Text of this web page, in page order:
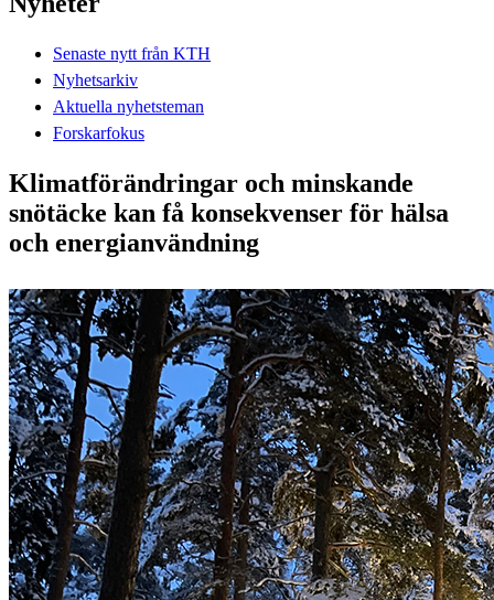
Senaste nytt från KTH
Nyhetsarkiv
Aktuella nyhetsteman
Forskarfokus
Klimatförändringar och minskande
snötäcke kan få konsekvenser för hälsa
och energianvändning